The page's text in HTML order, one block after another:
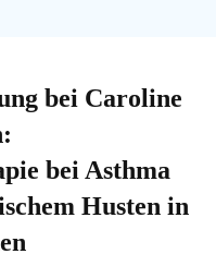
bei Caroline
bei Asthma
Husten in